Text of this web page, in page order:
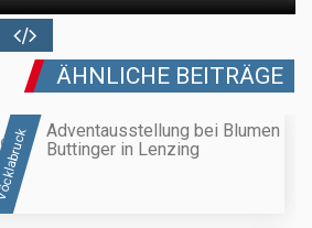
ÄHNLICHE BEITRÄGE
Adventausstellung bei Blumen
Buttinger in Lenzing